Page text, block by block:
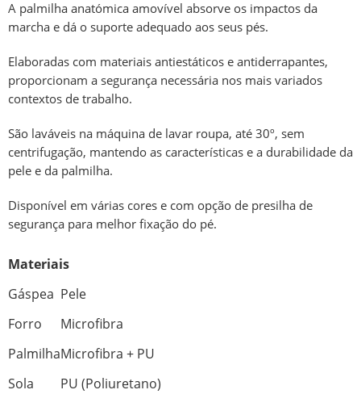
A palmilha anatómica amovível absorve os impactos da
marcha e dá o suporte adequado aos seus pés.
Elaboradas com materiais antiestáticos e antiderrapantes,
proporcionam a segurança necessária nos mais variados
contextos de trabalho.
São laváveis na máquina de lavar roupa, até 30º, sem
centrifugação, mantendo as características e a durabilidade da
pele e da palmilha.
Disponível em várias cores e com opção de presilha de
segurança para melhor fixação do pé.
Materiais
Gáspea Pele
Forro
Microfibra
PalmilhaMicrofibra + PU
Sola
PU (Poliuretano)